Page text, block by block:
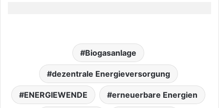
Biogasanlage
dezentrale Energieversorgung
ENERGIEWENDE erneuerbare Energien